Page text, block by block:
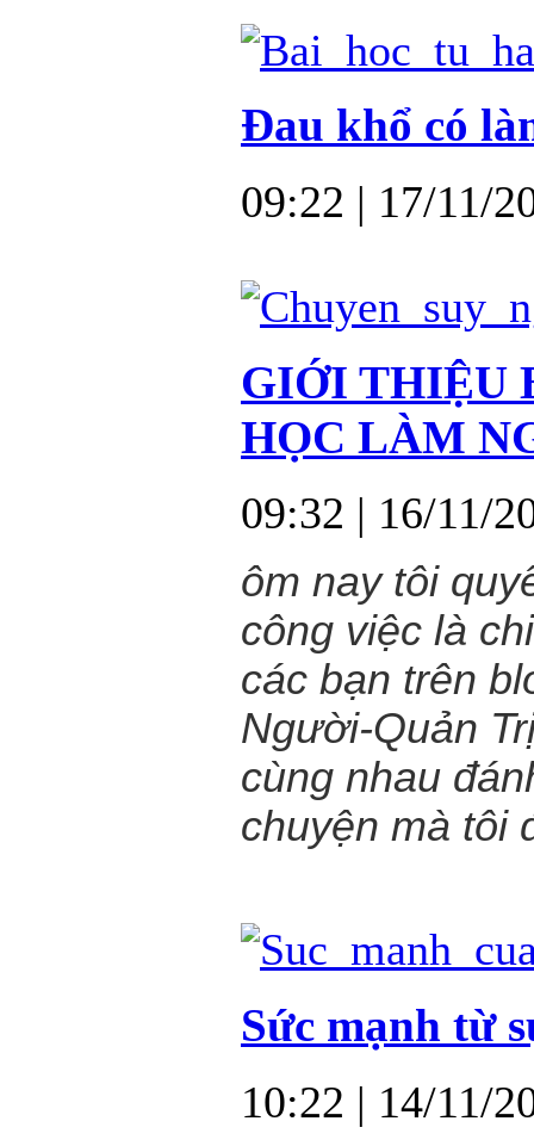
Đau khổ có
09:22 | 17/11/
GIỚI THIỆU
HỌC LÀM
09:32 | 16/11/
ôm nay tôi
công việc là
các bạn trên
Người-Quản
cùng nhau
chuyện mà tôi
Sức mạnh từ
10:22 | 14/11/